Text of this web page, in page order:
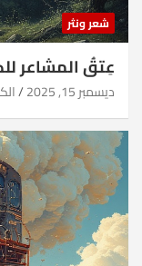
شعر ونثر
عِتقُ المشاعر
ديسمبر 15, 2025